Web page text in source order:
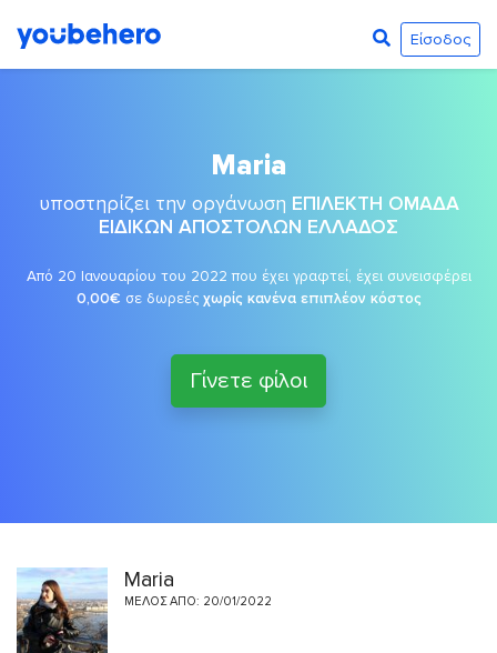
Είσοδος
Maria
υποστηρίζει την οργάνωση ΕΠΙΛΕΚΤΗ ΟΜΑΔΑ
ΕΙΔΙΚΩΝ ΑΠΟΣΤΟΛΩΝ ΕΛΛΑΔΟΣ
Από 20 Ιανουαρίου του 2022 που έχει γραφτεί, έχει συνεισφέρει
0,00€ σε δωρεές χωρίς κανένα επιπλέον κόστος
Γίνετε φίλοι
Maria
ΜΈΛΟΣ ΑΠΌ: 20/01/2022